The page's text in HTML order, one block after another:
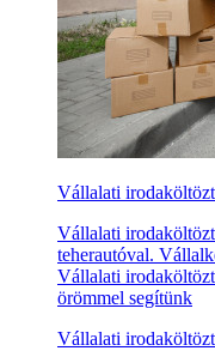
Vállalati
Vállalati
teherautóval.
Vállalati
örömmel segítünk
Vállalati